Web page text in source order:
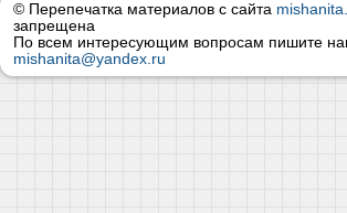
© Перепечатка материалов с сайта
запрещена
По всем интересующим вопросам пишите
mishanita@yandex.ru